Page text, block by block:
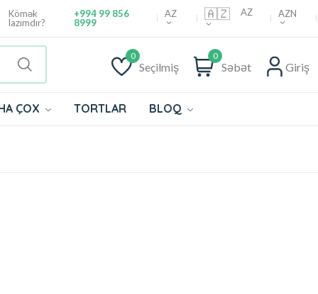
Kömək
lazımdır?
+994 99 856
8999
AZ 🇦🇿 AZ AZN
0
Seçilmiş
0
Səbət Giriş
ÇOX TORTLAR BLOQ